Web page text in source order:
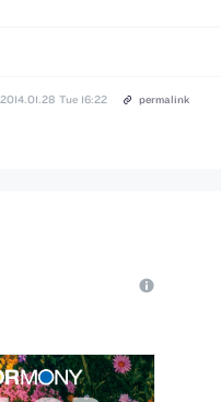
2014.01.28 Tue 16:22 permalink